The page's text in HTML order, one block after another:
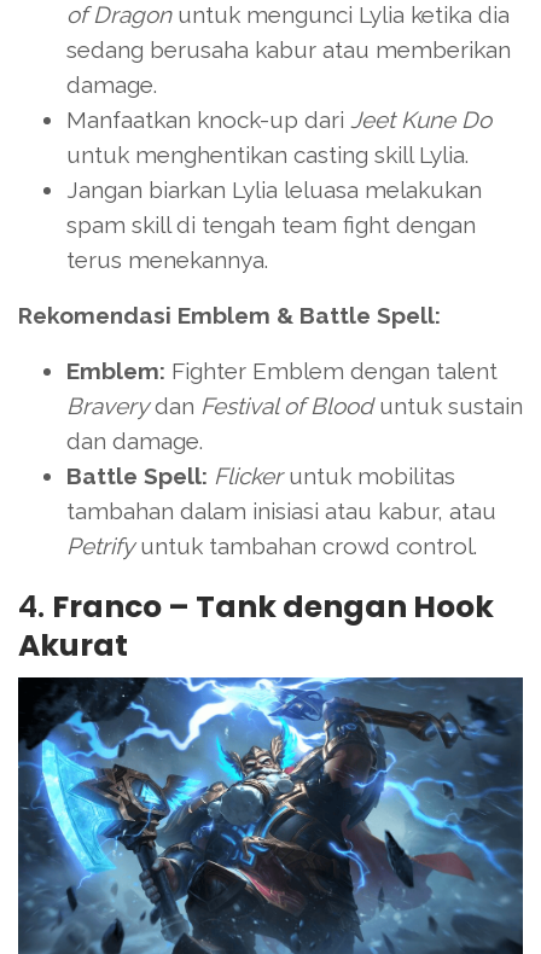
of Dragonuntuk mengunci Lylia ketika dia
sedang berusaha kabur atau memberikan
damage.
Manfaatkan knock-up dari Jeet Kune Do
untuk menghentikan casting skill Lylia.
Jangan biarkan Lylia leluasa melakukan
spam skill di tengah team fight dengan
terus menekannya.
Rekomendasi Emblem & Battle Spell:
Emblem: Fighter Emblem dengan talent
Braverydan Festival of Blooduntuk sustain
dan damage.
Battle Spell: Flickeruntuk mobilitas
tambahan dalam inisiasi atau kabur, atau
Petrifyuntuk tambahan crowd control.
4. Franco – Tank dengan Hook
Akurat